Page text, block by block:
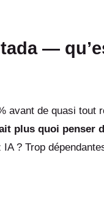
—
avant de quasi tout
plus quoi penser
? Trop